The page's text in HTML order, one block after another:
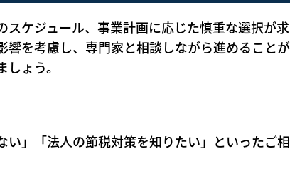
ケジュール、事業計画に応じた慎重な選択が
を考慮し、専門家と相談しながら進めること
ょう。
い」「法人の節税対策を知りたい」といったご